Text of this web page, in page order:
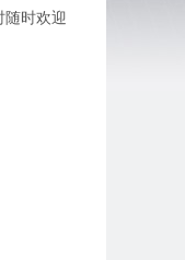
随时欢迎